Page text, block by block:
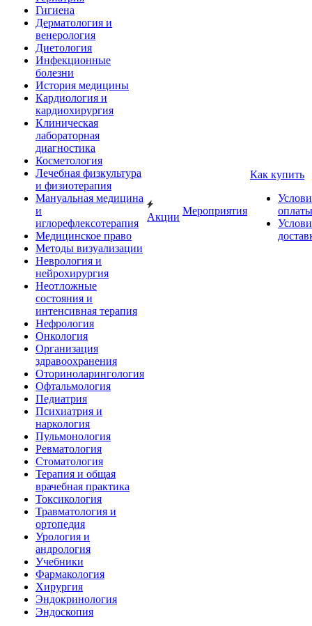
Гигиена
Дерматология и
венерология
Диетология
Инфекционные
болезни
История медицины
Кардиология и
кардиохирургия
Клиническая
лабораторная
диагностика
Косметология
Лечебная физкультура
и физиотерапия
Мануальная медицина
и
иглорефлексотерапия
Медицинское право
Методы визуализации
Неврология и
нейрохирургия
Неотложные
состояния и
интенсивная терапия
Нефрология
Онкология
Организация
здравоохранения
Оториноларингология
Офтальмология
Педиатрия
Психиатрия и
наркология
Пульмонология
Ревматология
Стоматология
Терапия и общая
врачебная практика
Токсикология
Травматология и
ортопедия
Урология и
андрология
Учебники
Фармакология
Хирургия
Эндокринология
Эндоскопия
Акции
Мероприятия
Как купить
оплаты